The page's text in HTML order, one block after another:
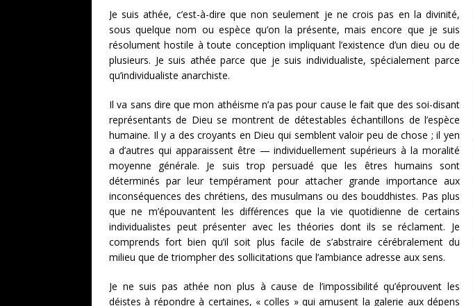
Je suis athée, c’est-à-dire que non seulement je ne crois pas en la divinité,
sous quelque nom ou espèce qu’on la présente, mais encore que je suis
résolument hostile à toute conception impliquant l’existence d’un dieu ou de
plusieurs. Je suis athée parce que je suis individualiste, spécialement parce
qu’individualiste anarchiste.
Il va sans dire que mon athéisme n’a pas pour cause le fait que des soi-disant
représentants de Dieu se montrent de détestables échantillons de l’espèce
humaine. Il y a des croyants en Dieu qui semblent valoir peu de chose ; il yen
a d’autres qui apparaissent être — individuellement supérieurs à la moralité
moyenne générale. Je suis trop persuadé que les êtres humains sont
déterminés par leur tempérament pour attacher grande importance aux
inconséquences des chrétiens, des musulmans ou des bouddhistes. Pas plus
que ne m’épouvantent les différences que la vie quotidienne de certains
individualistes peut présenter avec les théories dont ils se réclament. Je
comprends fort bien qu’il soit plus facile de s’abstraire cérébralement du
milieu que de triompher des sollicitations que l’ambiance adresse aux sens.
Je ne suis pas athée non plus à cause de l’impossibilité qu’éprouvent les
déistes à répondre à certaines, « colles » qui amusent la galerie aux dépens